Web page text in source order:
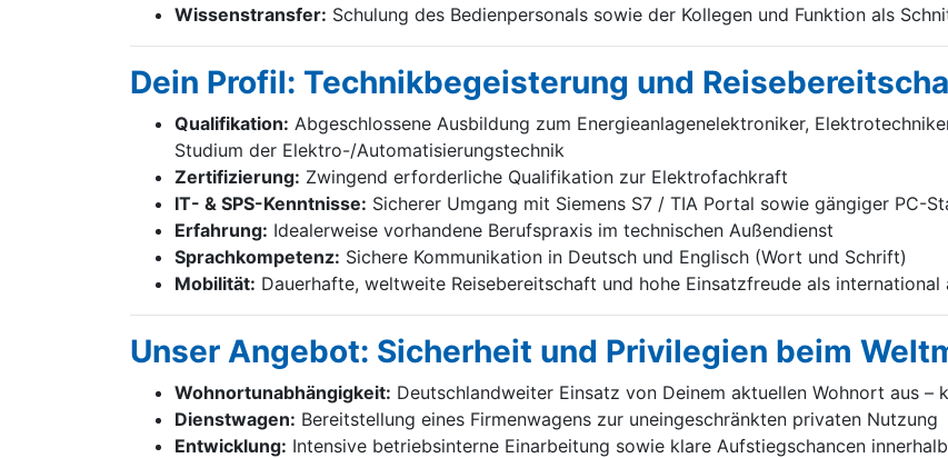
Wissenstransfer: Schulung des Bedienpersonals sowie der Kollegen und Funktion als
Dein Profil: Technikbegeisterung und
Qualifikation: Abgeschlossene Ausbildung zum Energieanlagenelektroniker,
Studium der Elektro-/Automatisierungstechnik
Zertifizierung: Zwingend erforderliche Qualifikation zur Elektrofachkraft
IT- & SPS-Kenntnisse: Sicherer Umgang mit Siemens S7 / TIA Portal sowie gängiger PC-
Erfahrung: Idealerweise vorhandene Berufspraxis im technischen Außendienst
Sprachkompetenz: Sichere Kommunikation in Deutsch und Englisch (Wort und Schrift)
Mobilität: Dauerhafte, weltweite Reisebereitschaft und hohe Einsatzfreude als
Unser Angebot: Sicherheit und Privilegien beim
Wohnortunabhängigkeit: Deutschlandweiter Einsatz von Deinem aktuellen Wohnort aus
Dienstwagen: Bereitstellung eines Firmenwagens zur uneingeschränkten privaten Nutzung
Entwicklung: Intensive betriebsinterne Einarbeitung sowie klare Aufstiegschancen